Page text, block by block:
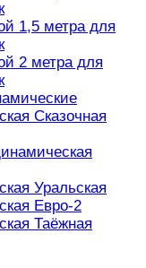
1,5 метра для
2 метра для
Сказочная
Уральская
Евро-2
Таёжная